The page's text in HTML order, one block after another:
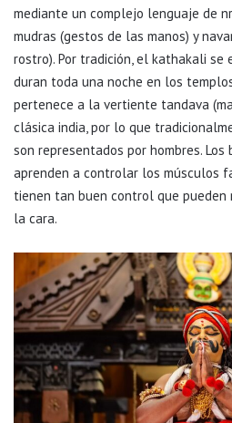
mediante un complejo lenguaje de
mudras (gestos de las manos) y
rostro). Por tradición, el kathakali
duran toda una noche en los
pertenece a la vertiente tandava
clásica india, por lo que
son representados por hombres.
aprenden a controlar los músculos
tienen tan buen control que
la cara.